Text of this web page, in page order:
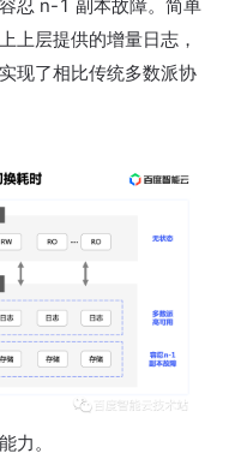
忍 n-1 副本故障。简单
上层提供的增量日志，
现了相比传统多数派协
力。